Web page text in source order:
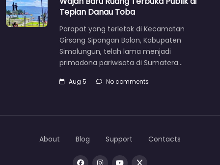
Tepian Danau Toba
Parapat yang terletak di Kecamatan
Girsang Sipangan Bolon, Kabupaten
Simalungun, telah lama menjadi
primadona pariwisata di Sumatera…
Aug 5 No comments
About Blog Support Contacts